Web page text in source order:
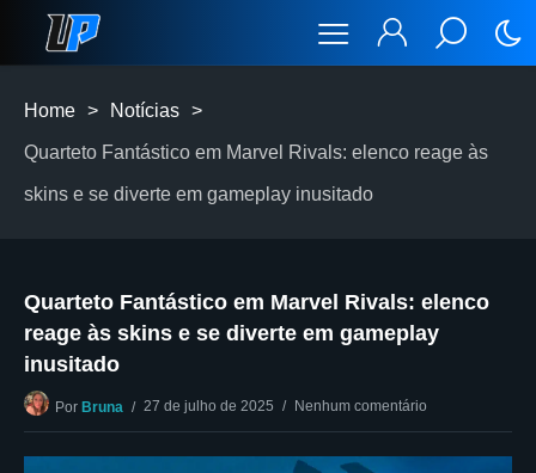
Home > Notícias >
Quarteto Fantástico em Marvel Rivals: elenco reage às
skins e se diverte em gameplay inusitado
Quarteto Fantástico em Marvel Rivals: elenco
reage às skins e se diverte em gameplay
inusitado
Por Bruna 27 de julho de 2025 Nenhum comentário